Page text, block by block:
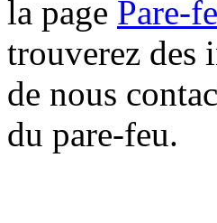
la page Pare-
trouverez des
de nous
du pare-feu.